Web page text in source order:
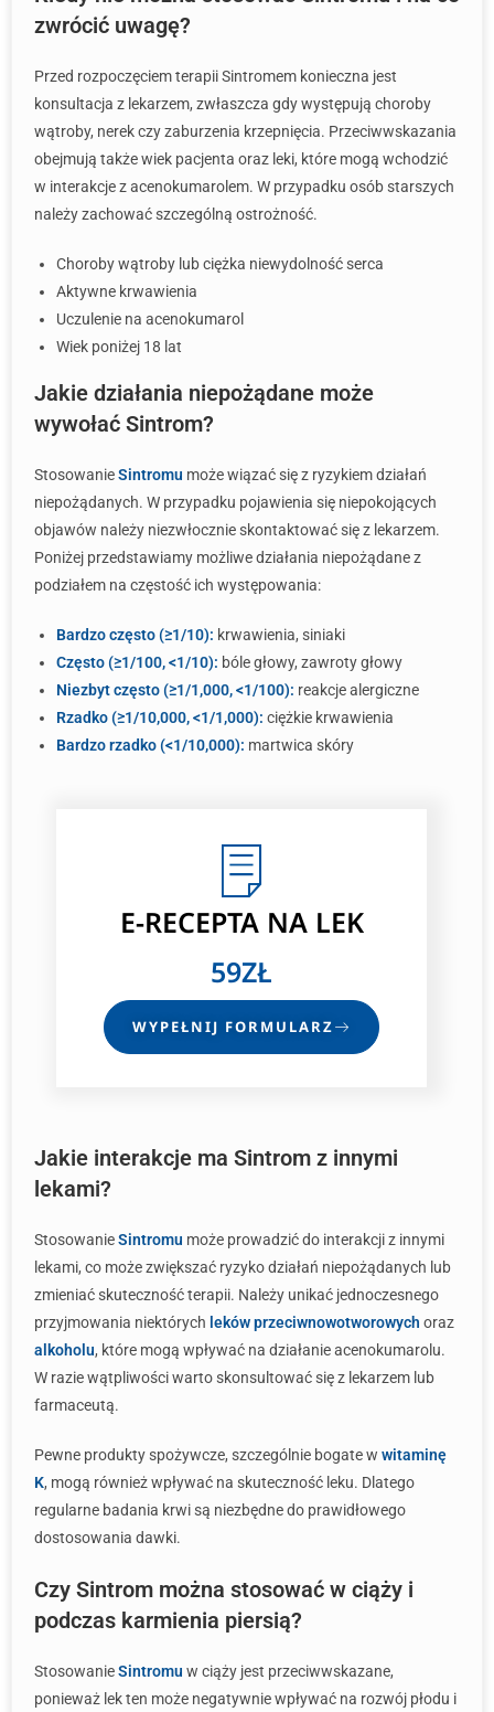
zwrócić uwagę?
Przed rozpoczęciem terapii Sintromem konieczna jest
konsultacja z lekarzem, zwłaszcza gdy występują choroby
wątroby, nerek czy zaburzenia krzepnięcia. Przeciwwskazania
obejmują także wiek pacjenta oraz leki, które mogą wchodzić
w interakcje z acenokumarolem. W przypadku osób starszych
należy zachować szczególną ostrożność.
Choroby wątroby lub ciężka niewydolność serca
Aktywne krwawienia
Uczulenie na acenokumarol
Wiek poniżej 18 lat
Jakie działania niepożądane może
wywołać Sintrom?
StosowanieSintromu może wiązać się z ryzykiem działań
niepożądanych. W przypadku pojawienia się niepokojących
objawów należy niezwłocznie skontaktować się z lekarzem.
Poniżej przedstawiamy możliwe działania niepożądane z
podziałem na częstość ich występowania:
Bardzo często (≥1/10): krwawienia, siniaki
Często (≥1/100, <1/10): bóle głowy, zawroty głowy
Niezbyt często (≥1/1,000, <1/100): reakcje alergiczne
Rzadko (≥1/10,000, <1/1,000): ciężkie krwawienia
Bardzo rzadko (<1/10,000): martwica skóry
E-RECEPTA NA LEK
59ZŁ
WYPEŁNIJ FORMULARZ
Jakie interakcje ma Sintrom z innymi
lekami?
StosowanieSintromu może prowadzić do interakcji z innymi
lekami, co może zwiększać ryzyko działań niepożądanych lub
zmieniać skuteczność terapii. Należy unikać jednoczesnego
przyjmowania niektórych leków przeciwnowotworowych oraz
alkoholu, które mogą wpływać na działanie acenokumarolu.
W razie wątpliwości warto skonsultować się z lekarzem lub
farmaceutą.
Pewne produkty spożywcze, szczególnie bogate w witaminę
K, mogą również wpływać na skuteczność leku. Dlatego
regularne badania krwi są niezbędne do prawidłowego
dostosowania dawki.
Czy Sintrom można stosować w ciąży i
podczas karmienia piersią?
StosowanieSintromu w ciąży jest przeciwwskazane,
ponieważ lek ten może negatywnie wpływać na rozwój płodu i